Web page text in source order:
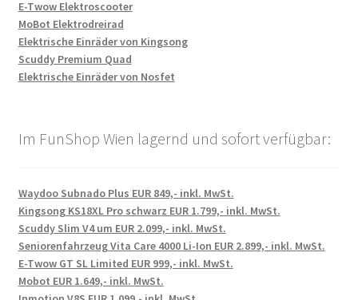
E-Twow Elektroscooter
MoBot Elektrodreirad
Elektrische Einräder von Kingsong
Scuddy Premium Quad
Elektrische Einräder von Nosfet
Im FunShop Wien lagernd und sofort verfügbar:
Waydoo Subnado Plus EUR 849,- inkl. MwSt.
Kingsong KS18XL Pro schwarz EUR 1.799,- inkl. MwSt.
Scuddy Slim V4 um EUR 2.099,- inkl. MwSt.
Seniorenfahrzeug Vita Care 4000 Li-Ion EUR 2.899,- inkl. MwSt.
E-Twow GT SL Limited EUR 999,- inkl. MwSt.
Mobot EUR 1.649,- inkl. MwSt.